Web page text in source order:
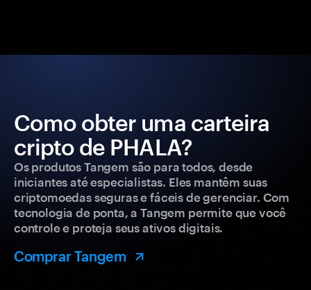
Como obter uma carteira
cripto de PHALA?
Os produtos Tangem são para todos, desde
iniciantes até especialistas. Eles mantêm suas
criptomoedas seguras e fáceis de gerenciar. Com
tecnologia de ponta, a Tangem permite que você
controle e proteja seus ativos digitais.
Comprar Tangem